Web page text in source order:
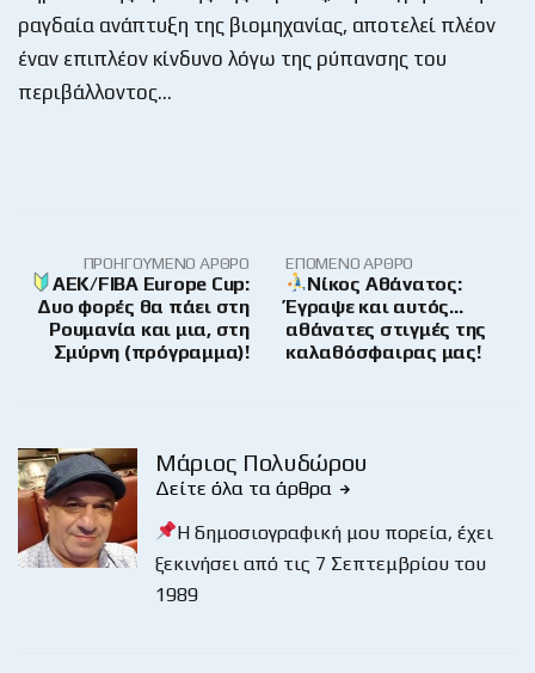
ραγδαία ανάπτυξη της βιομηχανίας, αποτελεί πλέον
έναν επιπλέον κίνδυνο λόγω της ρύπανσης του
περιβάλλοντος…
ΠΡΟΗΓΟΎΜΕΝΟ ΆΡΘΡΟ
AEK/FIBA Europe Cup:
Δυο φορές θα πάει στη
Ρουμανία και μια, στη
Σμύρνη (πρόγραμμα)!
ΕΠΌΜΕΝΟ ΆΡΘΡΟ
Νίκος Αθάνατος:
Έγραψε και αυτός…
αθάνατες στιγμές της
καλαθόσφαιρας μας!
Μάριος Πολυδώρου
Δείτε όλα τα άρθρα
Η δημοσιογραφική μου πορεία, έχει
ξεκινήσει από τις 7 Σεπτεμβρίου του
1989